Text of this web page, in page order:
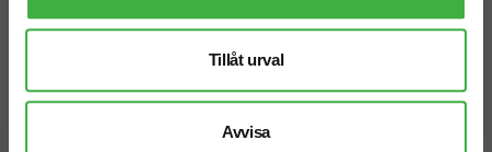
Tillåt urval
Avvisa